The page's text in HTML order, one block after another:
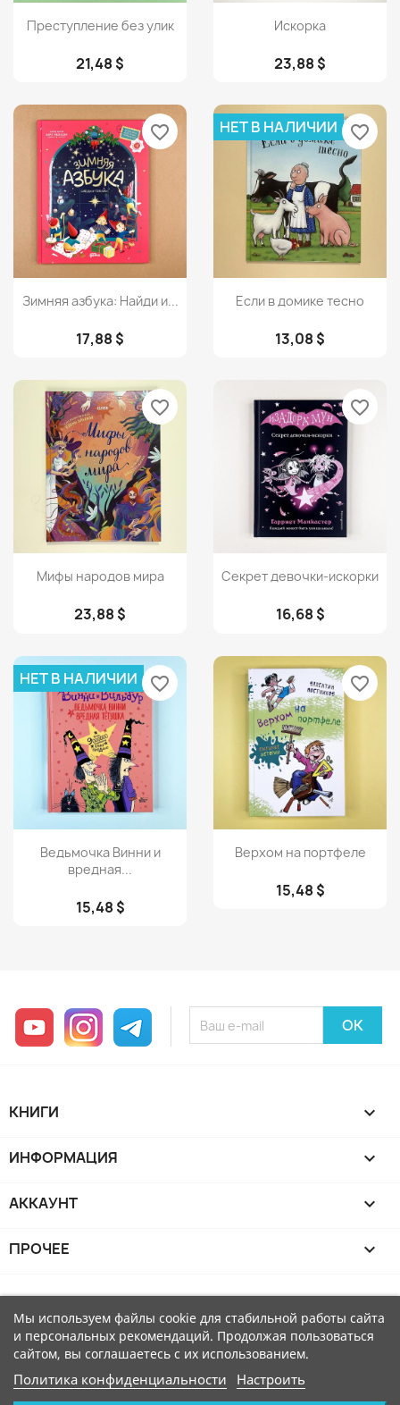
Просмотр
Преступление без улик
21,48 $
Просмотр
Искорка
23,88 $
Просмотр
Зимняя азбука: Найди и...
17,88 $
favorite_border
Просмотр
Если в домике тесно
13,08 $
НЕТ В НАЛИЧИИ favorite_border
 Просмотр
Мифы народов мира
23,88 $
favorite_border
Просмотр
Секрет девочки-искорки
16,68 $
favorite_border
Просмотр
Ведьмочка Винни и
вредная...
15,48 $
НЕТ В НАЛИЧИИ favorite_border
Просмотр
Верхом на портфеле
15,48 $
favorite_border
YouTube InstagramTelegram
КНИГИ 
ИНФОРМАЦИЯ 
АККАУНТ 
ПРОЧЕЕ 
Мы используем файлы cookie для стабильной работы сайта
и персональных рекомендаций. Продолжая пользоваться
сайтом, вы соглашаетесь с их использованием.
Политика конфиденциальности Настроить